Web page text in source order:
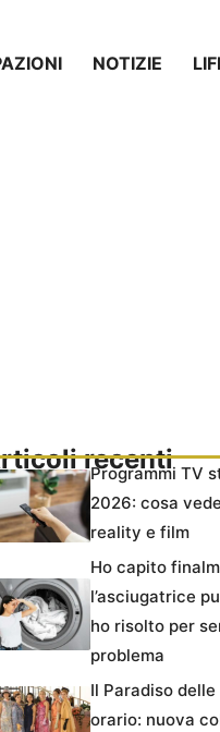
NOTIZIE
recenti
Programmi TV
2026: cosa
reality e film
Ho capito
l’asciugatrice
ho risolto per
problema
Il Paradiso
orario: nuova